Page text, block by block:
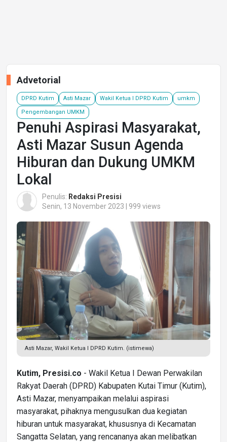
Advetorial
DPRD Kutim Asti Mazar Wakil Ketua I DPRD Kutim umkm
Pengembangan UMKM
Penuhi Aspirasi Masyarakat,
Asti Mazar Susun Agenda
Hiburan dan Dukung UMKM
Lokal
Penulis: Redaksi Presisi
Senin, 13 November 2023 | 999 views
Asti Mazar, Wakil Ketua I DPRD Kutim. (istimewa)
Kutim, Presisi.co - Wakil Ketua I Dewan Perwakilan
Rakyat Daerah (DPRD) Kabupaten Kutai Timur (Kutim),
Asti Mazar, menyampaikan melalui aspirasi
masyarakat, pihaknya mengusulkan dua kegiatan
hiburan untuk masyarakat, khususnya di Kecamatan
Sangatta Selatan, yang rencananya akan melibatkan